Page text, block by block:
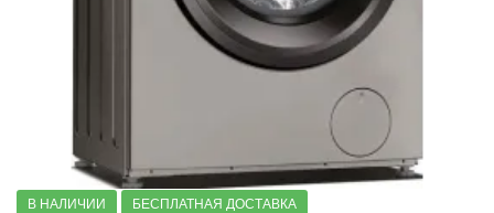
В НАЛИЧИИ БЕСПЛАТНАЯ ДОСТАВКА